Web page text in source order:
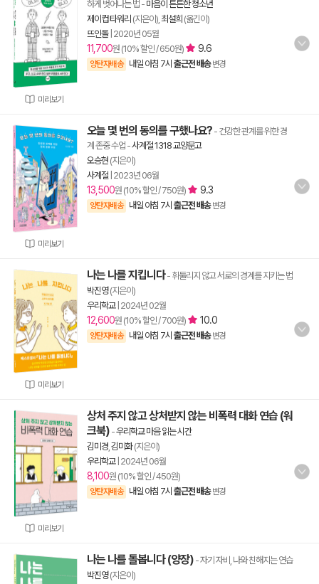
미리보기
하게 벗어나는 법 - 마음이 튼튼한 청소년
제이컵 타워리 (지은이), 최설희 (옮긴이)
뜨인돌| 2020년 05월
11,700원 (10% 할인 / 650원) 9.6
양탄자배송 내일 아침 7시 출근전 배송 변경
미리보기
오늘 몇 번의 동의를 구했나요? - 건강한 관계를 위한 경
계 존중 수업 -사계절 1318 교양문고
오승현 (지은이)
사계절 2023년 06월
13,500원 (10% 할인 / 750원) 9.3
양탄자배송 내일 아침 7시 출근전 배송 변경
미리보기
나는 나를 지킵니다- 휘둘리지 않고 서로의 경계를 지키는 법
박진영(지은이)
우리학교| 2024년 02월
12,600원 (10% 할인 / 700원) 10.0
양탄자배송 내일 아침 7시 출근전 배송 변경
미리보기
상처 주지 않고 상처받지 않는 비폭력 대화 연습 (워
크북) -우리학교 마음 읽는 시간
김미경 김미화(지은이)
우리학교| 2024년 06월
8,100원 (10% 할인 / 450원)
양탄자배송 내일 아침 7시 출근전 배송 변경
나는 나를 돌봅니다 (양장) - 자기 자비, 나와 친해지는 연습
박진영(지은이)